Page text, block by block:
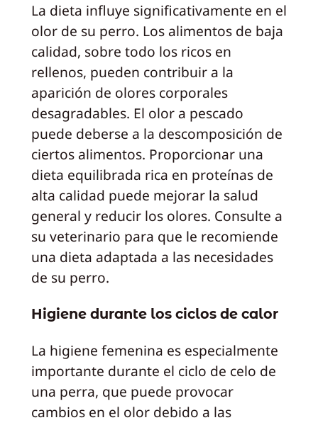
La dieta influye significativamente en el
olor de su perro. Los alimentos de baja
calidad, sobre todo los ricos en
rellenos, pueden contribuir a la
aparición de olores corporales
desagradables. El olor a pescado
puede deberse a la descomposición de
ciertos alimentos. Proporcionar una
dieta equilibrada rica en proteínas de
alta calidad puede mejorar la salud
general y reducir los olores. Consulte a
su veterinario para que le recomiende
una dieta adaptada a las necesidades
de su perro.
Higiene durante los ciclos de calor
La higiene femenina es especialmente
importante durante el ciclo de celo de
una perra, que puede provocar
cambios en el olor debido a las